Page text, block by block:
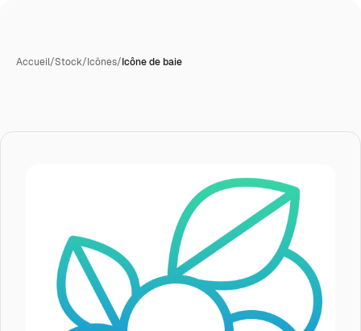
Accueil/Stock/Icônes/Icône de baie